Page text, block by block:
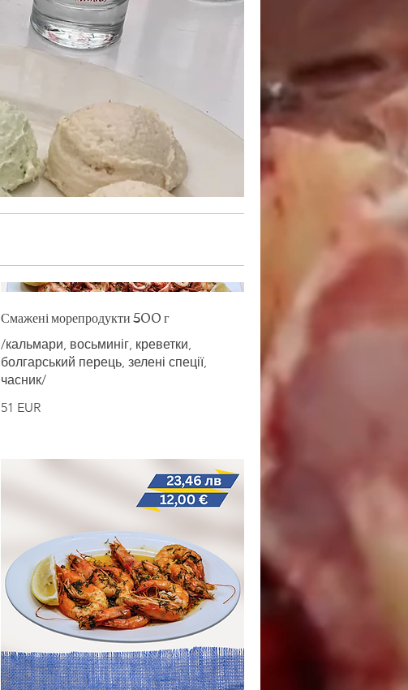
Смажені морепродукти 500 г
/кальмари, восьминіг, креветки,
болгарський перець, зелені спеції,
часник/
51 EUR